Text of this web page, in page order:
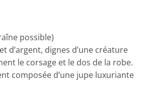
possible)
d’argent, dignes d’une créature
le corsage et le dos de la robe.
composée d’une jupe luxuriante